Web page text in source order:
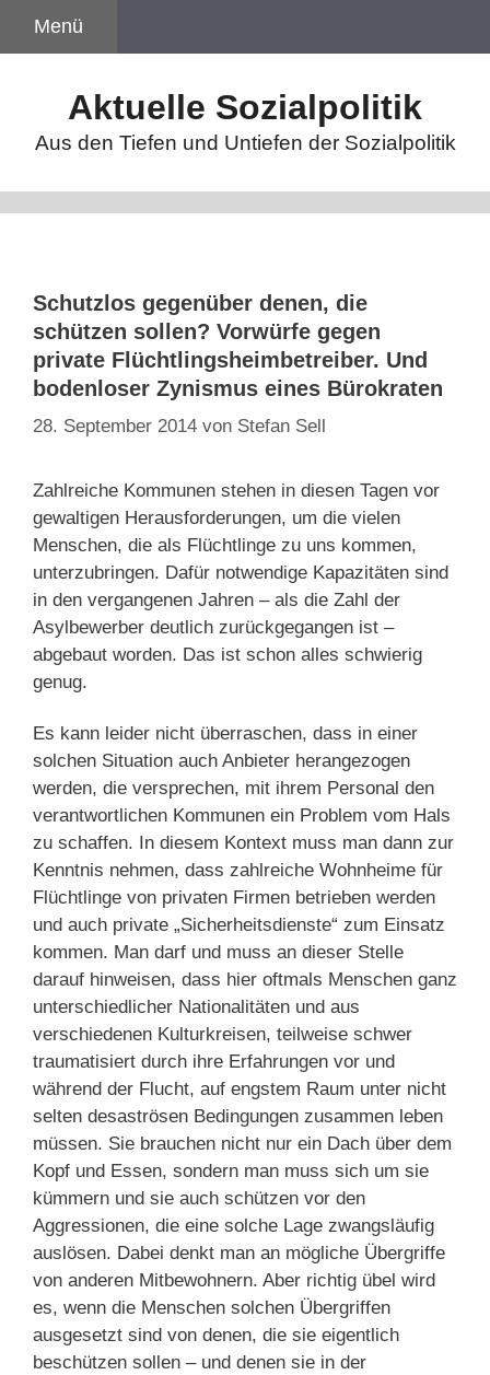
Inhalt
Menü
Aktuelle Sozialpolitik
Aus den Tiefen und Untiefen der Sozialpolitik
Schutzlos gegenüber denen, die
schützen sollen? Vorwürfe gegen
private Flüchtlingsheimbetreiber. Und
bodenloser Zynismus eines Bürokraten
28. September 2014 von Stefan Sell
Zahlreiche Kommunen stehen in diesen Tagen vor
gewaltigen Herausforderungen, um die vielen
Menschen, die als Flüchtlinge zu uns kommen,
unterzubringen. Dafür notwendige Kapazitäten sind
in den vergangenen Jahren – als die Zahl der
Asylbewerber deutlich zurückgegangen ist –
abgebaut worden. Das ist schon alles schwierig
genug.
Es kann leider nicht überraschen, dass in einer
solchen Situation auch Anbieter herangezogen
werden, die versprechen, mit ihrem Personal den
verantwortlichen Kommunen ein Problem vom Hals
zu schaffen. In diesem Kontext muss man dann zur
Kenntnis nehmen, dass zahlreiche Wohnheime für
Flüchtlinge von privaten Firmen betrieben werden
und auch private „Sicherheitsdienste“ zum Einsatz
kommen. Man darf und muss an dieser Stelle
darauf hinweisen, dass hier oftmals Menschen ganz
unterschiedlicher Nationalitäten und aus
verschiedenen Kulturkreisen, teilweise schwer
traumatisiert durch ihre Erfahrungen vor und
während der Flucht, auf engstem Raum unter nicht
selten desaströsen Bedingungen zusammen leben
müssen. Sie brauchen nicht nur ein Dach über dem
Kopf und Essen, sondern man muss sich um sie
kümmern und sie auch schützen vor den
Aggressionen, die eine solche Lage zwangsläufig
auslösen. Dabei denkt man an mögliche Übergriffe
von anderen Mitbewohnern. Aber richtig übel wird
es, wenn die Menschen solchen Übergriffen
ausgesetzt sind von denen, die sie eigentlich
beschützen sollen – und denen sie in der